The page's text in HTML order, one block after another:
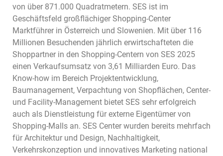
von über 871.000 Quadratmetern. SES ist im
Geschäftsfeld großflächiger Shopping-Center
Marktführer in Österreich und Slowenien. Mit über 116
Millionen Besuchenden jährlich erwirtschafteten die
Shoppartner in den Shopping-Centern von SES 2025
einen Verkaufsumsatz von 3,61 Milliarden Euro. Das
Know-how im Bereich Projektentwicklung,
Baumanagement, Verpachtung von Shopflächen, Center-
und Facility-Management bietet SES sehr erfolgreich
auch als Dienstleistung für externe Eigentümer von
Shopping-Malls an. SES Center wurden bereits mehrfach
für Architektur und Design, Nachhaltigkeit,
Verkehrskonzeption und innovatives Marketing national